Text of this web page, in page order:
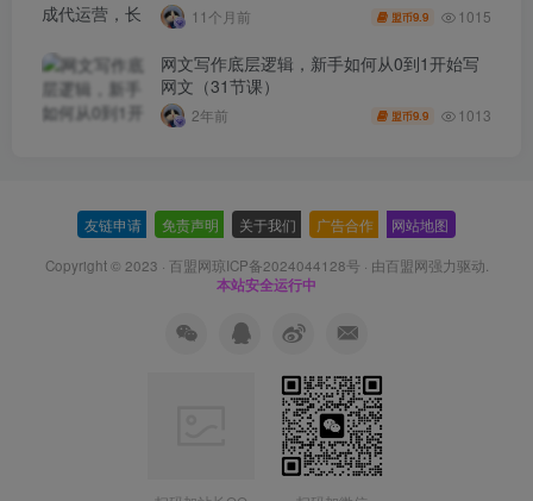
11个月前 盟币9.9 1015
网文写作底层逻辑，新手如何从0到1开始写
网文（31节课）
2年前 盟币9.9 1013
友链申请 免责声明 关于我们 广告合作 网站地图
Copyright © 2023 · 百盟网琼ICP备2024044128号 · 由百盟网强力驱动.
本站安全运行中